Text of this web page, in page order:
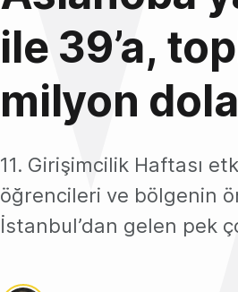
ile 39’a,
milyon
11. Girişimcilik Haftası
öğrencileri ve bölgenin
İstanbul’dan gelen pek